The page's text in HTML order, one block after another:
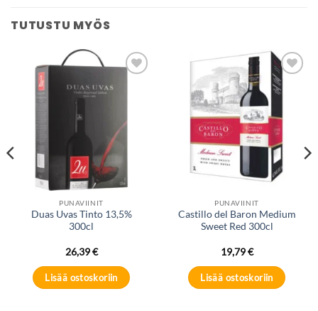
TUTUSTU MYÖS
PUNAVIINIT
Duas Uvas Tinto 13,5%
300cl
26,39€
Lisää ostoskoriin
Add to
wishlist
PUNAVIINIT
Castillo del Baron Medium
Sweet Red 300cl
19,79€
Lisää ostoskoriin